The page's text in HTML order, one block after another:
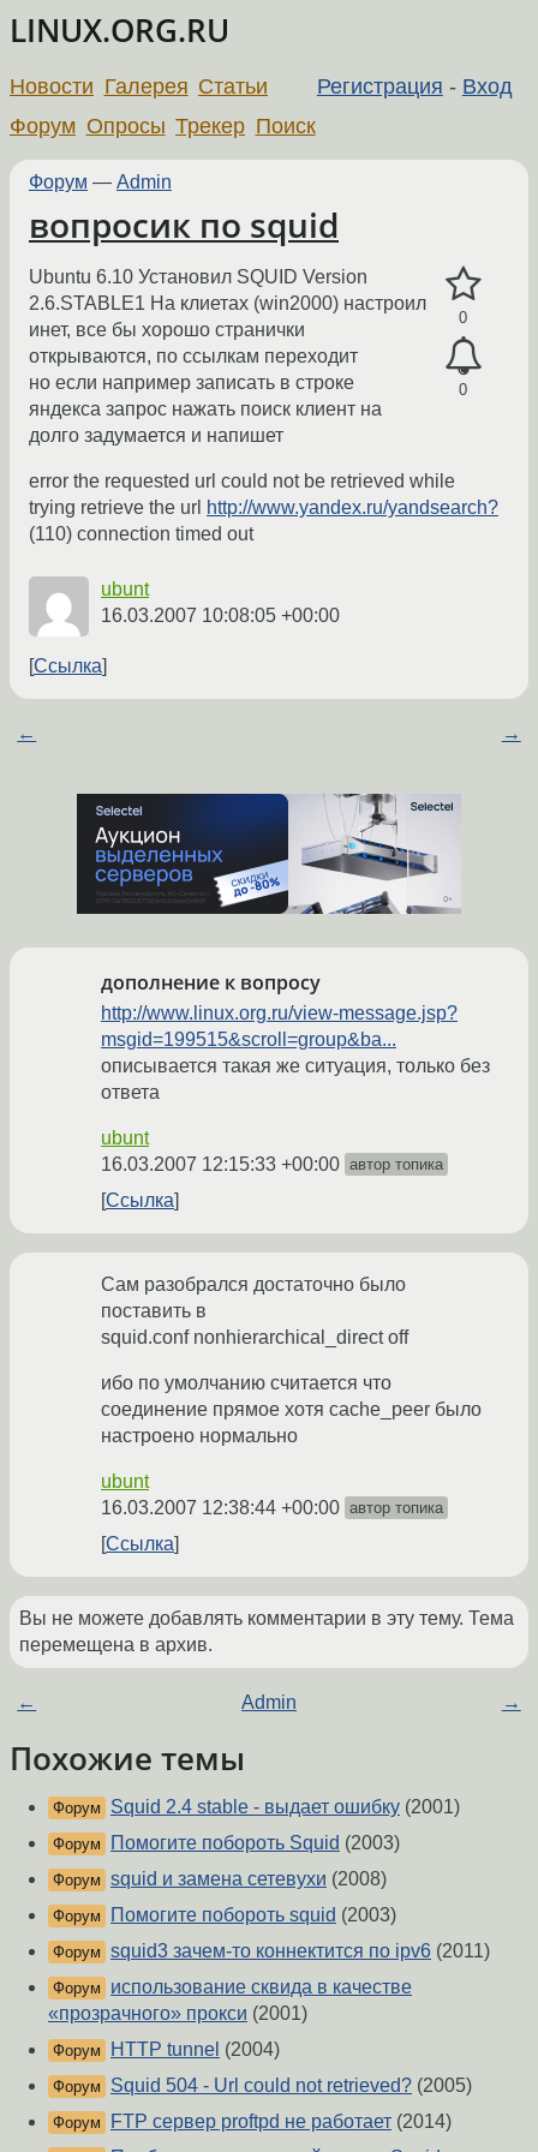
LINUX.ORG.RU
Регистрация - Вход
Новости Галерея Статьи
Форум Опросы Трекер Поиск
Форум — Admin
вопросик по squid
0
0
Ubuntu 6.10 Установил SQUID Version
2.6.STABLE1 На клиетах (win2000) настроил
инет, все бы хорошо странички
открываются, по ссылкам переходит
но если например записать в строке
яндекса запрос нажать поиск клиент на
долго задумается и напишет
error the requested url could not be retrieved while
trying retrieve the url http://www.yandex.ru/yandsearch?
(110) connection timed out
ubunt
16.03.2007 10:08:05 +00:00
Ссылка
← →
дополнение к вопросу
http://www.linux.org.ru/view-message.jsp?
msgid=199515&scroll=group&ba...
описывается такая же ситуация, только без
ответа
ubunt
16.03.2007 12:15:33 +00:00 автор топика
Ссылка
Сам разобрался достаточно было
поставить в
squid.conf nonhierarchical_direct off
ибо по умолчанию считается что
соединение прямое хотя cache_peer было
настроено нормально
ubunt
16.03.2007 12:38:44 +00:00 автор топика
Ссылка
Вы не можете добавлять комментарии в эту тему. Тема
перемещена в архив.
← Admin →
Похожие темы
Форум Squid 2.4 stable - выдает ошибку (2001)
Форум Помогите побороть Squid (2003)
Форум squid и замена сетевухи (2008)
Форум Помогите побороть squid (2003)
Форум squid3 зачем-то коннектится по ipv6 (2011)
Форум
использование сквида в качестве
«прозрачного» прокси (2001)
Форум HTTP tunnel (2004)
Форум Squid 504 - Url could not retrieved? (2005)
Форум FTP сервер proftpd не работает (2014)